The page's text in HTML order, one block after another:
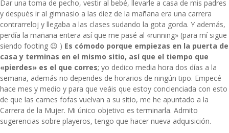
Dar una toma de pecho, vestir al bebé, llevarle a casa de mis padres
y después ir al gimnasio a las diez de la mañana era una carrera
contrarreloj y llegaba a las clases sudando la gota gorda. Y además,
perdía la mañana entera así que me pasé al «running» (para mí sigue
siendo footing 😉 ) Es cómodo porque empiezas en la puerta de
casa y terminas en el mismo sitio, así que el tiempo que
«pierdes» es el que corres; yo dedico media hora dos días a la
semana, además no dependes de horarios de ningún tipo. Empecé
hace mes y medio y para que veáis que estoy concienciada con esto
de que las carnes fofas vuelvan a su sitio, me he apuntado a la
Carrera de la Mujer. Mi único objetivo es terminarla. Admito
sugerencias sobre playeros, tengo que hacer nueva adquisición.